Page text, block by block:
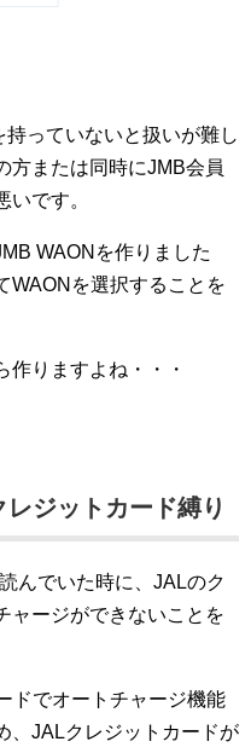
っていないと扱いが難し
方または同時にJMB会員
です。
WAONを作りました
WAONを選択することを
作りますよね・・・
ジットカード縛り
んでいた時に、JALのク
ャージができないことを
ドでオートチャージ機能
、JALクレジットカードが